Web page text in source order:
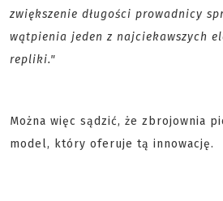
zwiększenie długości prowadnicy
wątpienia jeden z najciekawszych
repliki."
Można więc sądzić, że zbrojownia
model, który oferuje tą innowację.